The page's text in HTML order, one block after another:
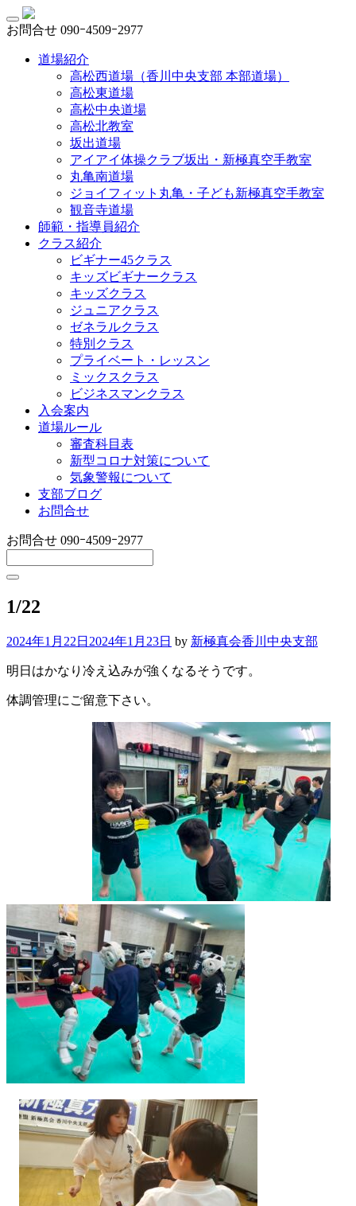
お問合せ 090ｰ4509ｰ2977
道場紹介
高松西道場（香川中央支部 本部道場）
高松東道場
高松中央道場
高松北教室
坂出道場
アイアイ体操クラブ坂出・新極真空手教室
丸亀南道場
ジョイフィット丸亀・子ども新極真空手教室
観音寺道場
師範・指導員紹介
クラス紹介
ビギナー45クラス
キッズビギナークラス
キッズクラス
ジュニアクラス
ゼネラルクラス
特別クラス
プライベート・レッスン
ミックスクラス
ビジネスマンクラス
入会案内
道場ルール
審査科目表
新型コロナ対策について
気象警報について
支部ブログ
お問合せ
お問合せ 090ｰ4509ｰ2977
1/22
2024年1月22日 2024年1月23日 by 新極真会香川中央支部
明日はかなり冷え込みが強くなるそうです。
体調管理にご留意下さい。